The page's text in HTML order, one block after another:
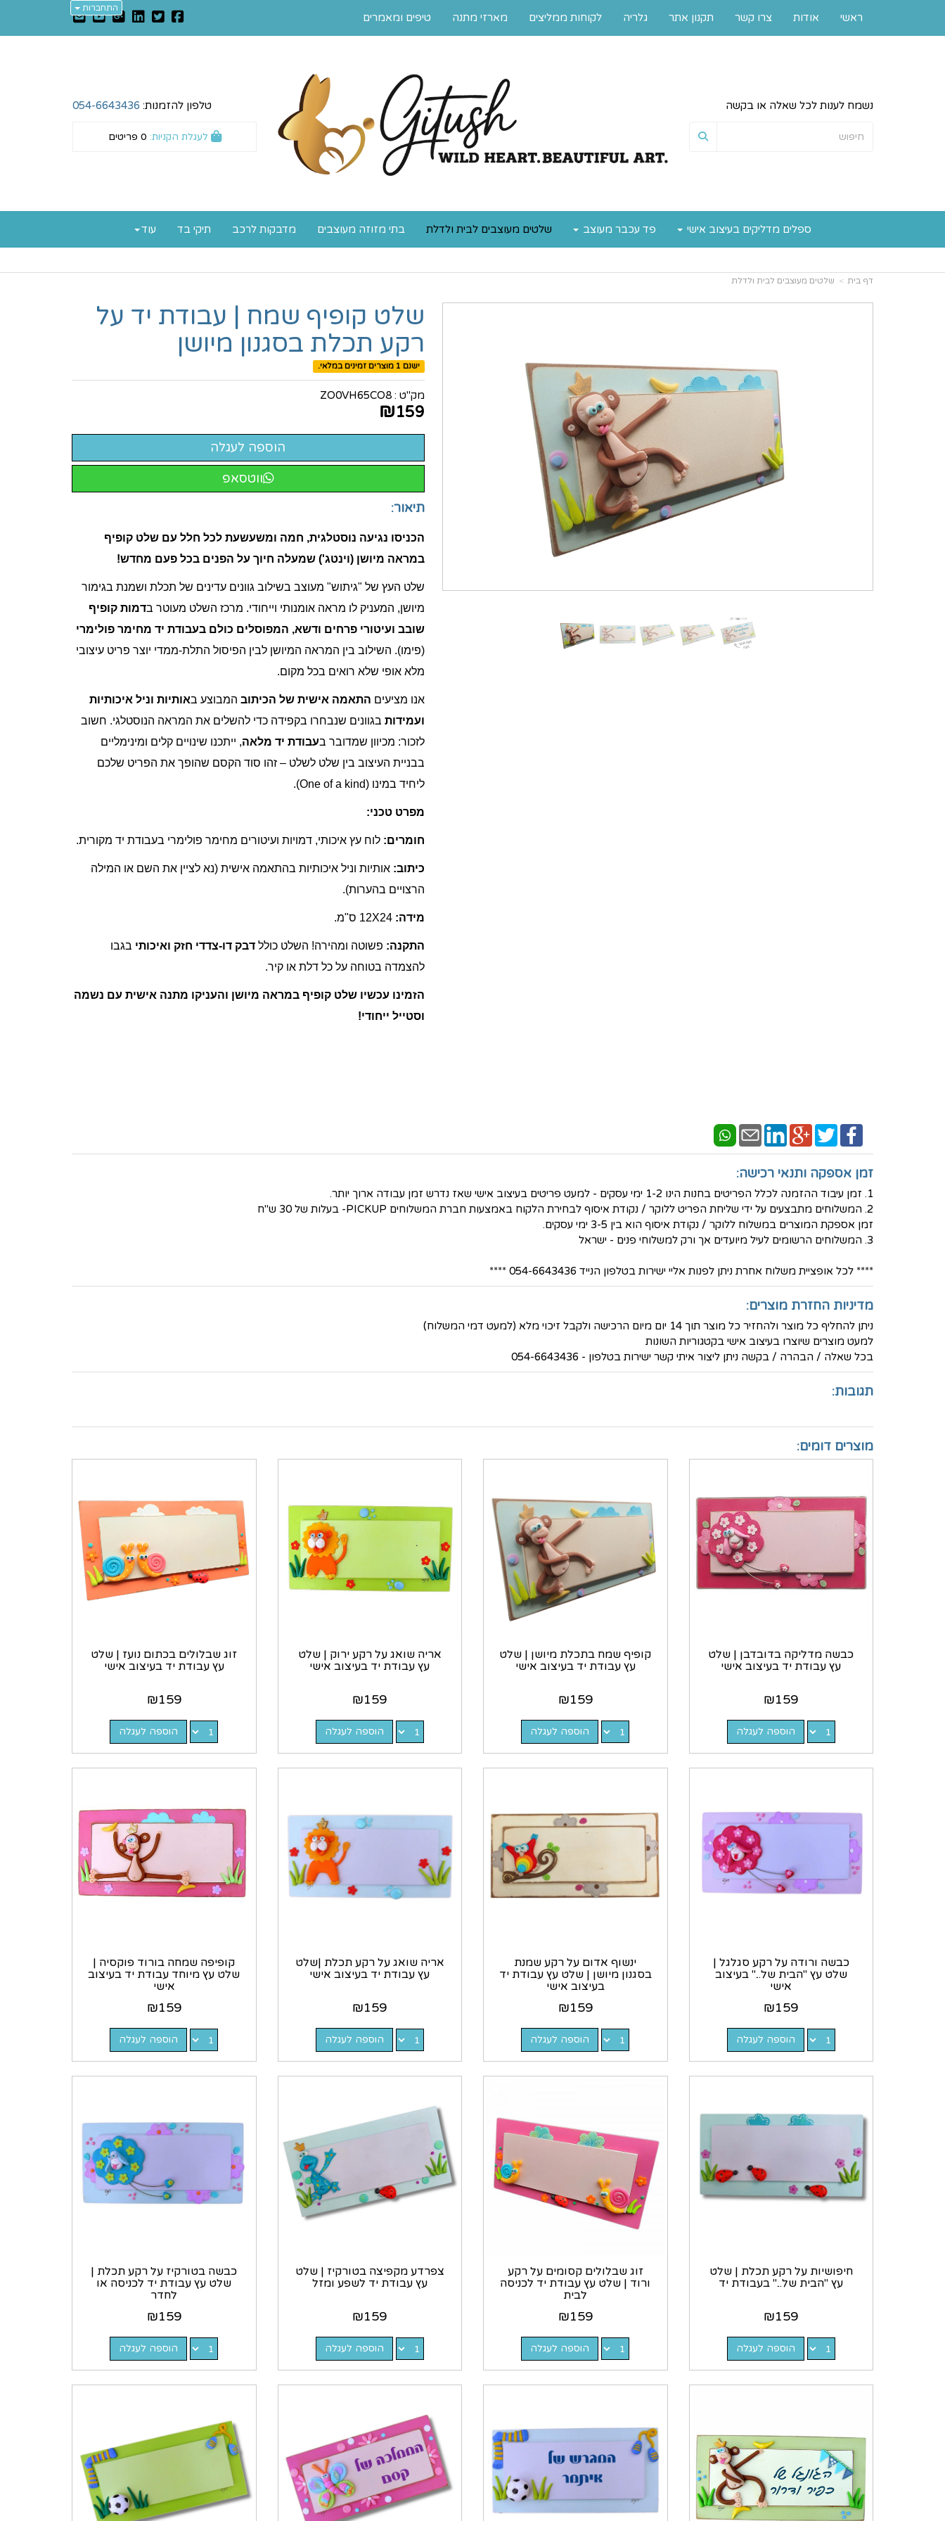
התחברות
נשמח לענות לכל שאלה או בקשה טלפון להזמנות: 054-6643436
0
ספלים מדליקים בעיצוב אישי פד עכבר מעוצב שלטים מעוצבים לבית ולדלת בתי מזוזה מעוצבים מדבקות לרכב תיקי בד עוד
ראשי אודות צרו קשר תקנון אתר גלריה לקוחות ממליצים מארזי מתנה טיפים ומאמרים
דף בית שלטים מעוצבים לבית ולדלת
שלט קופיף שמח | עבודת יד על
רקע תכלת בסגנון מיושן
ישנם 1 מוצרים זמינים במלאי.
מק"ט :ZO0VH65CO8
₪159
ווטסאפ
תיאור:
הכניסו נגיעה נוסטלגית, חמה ומשעשעת לכל חלל עם שלט קופיף
במראה מיושן (וינטג') שמעלה חיוך על הפנים בכל פעם מחדש!
שלט העץ של "גיתוש" מעוצב בשילוב גוונים עדינים של תכלת ושמנת בגימור
מיושן, המעניק לו מראה אומנותי וייחודי. מרכז השלט מעוטר בדמות קופיף
שובב ועיטורי פרחים ודשא, המפוסלים כולם בעבודת יד מחימר פולימרי
(פימו). השילוב בין המראה המיושן לבין הפיסול התלת-ממדי יוצר פריט עיצובי
מלא אופי שלא רואים בכל מקום.
אנו מציעים התאמה אישית של הכיתוב המבוצע באותיות וניל איכותיות
ועמידות בגוונים שנבחרו בקפידה כדי להשלים את המראה הנוסטלגי. חשוב
לזכור: מכיוון שמדובר בעבודת יד מלאה, ייתכנו שינויים קלים ומינימליים
בבניית העיצוב בין שלט לשלט – זהו סוד הקסם שהופך את הפריט שלכם
ליחיד במינו (One of a kind).
מפרט טכני:
חומרים: לוח עץ איכותי, דמויות ועיטורים מחימר פולימרי בעבודת יד מקורית.
כיתוב: אותיות וניל איכותיות בהתאמה אישית (נא לציין את השם או המילה
הרצויים בהערות).
מידה: 12X24 ס"מ.
התקנה: פשוטה ומהירה! השלט כוללדבק דו-צדדי חזק ואיכותי בגבו
להצמדה בטוחה על כל דלת או קיר.
הזמינו עכשיו שלט קופיף במראה מיושן והעניקו מתנה אישית עם נשמה
וסטייל ייחודי!
זמן אספקה ותנאי רכישה:
1. זמן עיבוד ההזמנה לכלל הפריטים בחנות הינו 1-2 ימי עסקים - למעט פריטים בעיצוב אישי שאז נדרש זמן עבודה ארוך יותר.
2. המשלוחים מתבצעים על ידי שליחת הפריט ללוקר / נקודת איסוף לבחירת הלקוח באמצעות חברת המשלוחים PICKUP- בעלות של 30 ש"ח
זמן אספקת המוצרים במשלוח ללוקר / נקודת איסוף הוא בין 3-5 ימי עסקים.
3. המשלוחים הרשומים לעיל מיועדים אך ורק למשלוחי פנים - ישראל
**** לכל אופציית משלוח אחרת ניתן לפנות אליי ישירות בטלפון הנייד 054-6643436 ****
מדיניות החזרת מוצרים:
ניתן להחליף כל מוצר ולהחזיר כל מוצר תוך 14 יום מיום הרכישה ולקבל זיכוי מלא (למעט דמי המשלוח)
למעט מוצרים שיוצרו בעיצוב אישי בקטגוריות השונות
בכל שאלה / הבהרה / בקשה ניתן ליצור איתי קשר ישירות בטלפון - 054-6643436
תגובות:
מוצרים דומים:
כבשה מדליקה בדובדבן | שלט
עץ עבודת יד בעיצוב אישי
₪159
הוספה לעגלה
קופיף שמח בתכלת מיושן | שלט
עץ עבודת יד בעיצוב אישי
₪159
הוספה לעגלה
אריה שואג על רקע ירוק | שלט
עץ עבודת יד בעיצוב אישי
₪159
הוספה לעגלה
זוג שבלולים בכתום נועז | שלט
עץ עבודת יד בעיצוב אישי
₪159
הוספה לעגלה
כבשה ורודה על רקע סגלגל |
שלט עץ "הבית של..." בעיצוב
אישי
₪159
הוספה לעגלה
ינשוף אדום על רקע שמנת
בסגנון מיושן | שלט עץ עבודת יד
בעיצוב אישי
₪159
הוספה לעגלה
אריה שואג על רקע תכלת |שלט
עץ עבודת יד בעיצוב אישי
₪159
הוספה לעגלה
קופיפה שמחה בורוד פוקסיה |
שלט עץ מיוחד עבודת יד בעיצוב
אישי
₪159
הוספה לעגלה
חיפושיות על רקע תכלת | שלט
עץ "הבית של..." בעבודת יד
₪159
הוספה לעגלה
זוג שבלולים קסומים על רקע
ורוד | שלט עץ עבודת יד לכניסה
לבית
₪159
הוספה לעגלה
צפרדע מקפיצה בטורקיז | שלט
עץ עבודת יד לשפע ומזל
₪159
הוספה לעגלה
כבשה בטורקיז על רקע תכלת |
שלט עץ עבודת יד לכניסה או
לחדר
₪159
הוספה לעגלה